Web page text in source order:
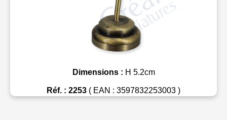
Dimensions : H 5.2cm
Réf. : 2253 ( EAN : 3597832253003 )